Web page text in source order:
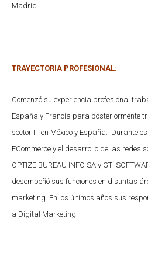
Madrid
TRAYECTORIA PROFESIONAL:
Comenzó su experiencia profesional
España y Francia para posteriormente
sector IT en México y España. Durante
ECommerce y el desarrollo de las redes
OPTIZE BUREAU INFO SA y GTI
desempeñó sus funciones en distintas
marketing. En los últimos años sus
a Digital Marketing.